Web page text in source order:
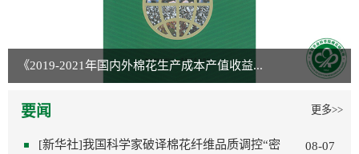
《2019-2021年国内外棉花生产成本产值收益...
更多>>
要闻
08-07
[新华社]我国科学家破译棉花纤维品质调控“密